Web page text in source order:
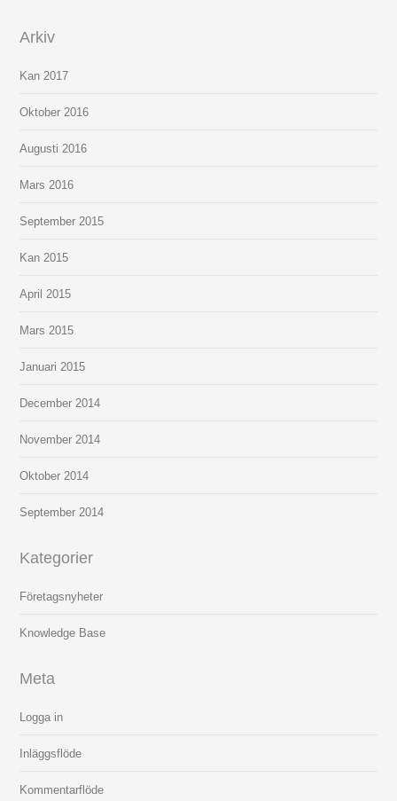
Arkiv
Kan 2017
Oktober 2016
Augusti 2016
Mars 2016
September 2015
Kan 2015
April 2015
Mars 2015
Januari 2015
December 2014
November 2014
Oktober 2014
September 2014
Kategorier
Företagsnyheter
Knowledge Base
Meta
Logga in
Inläggsflöde
Kommentarflöde